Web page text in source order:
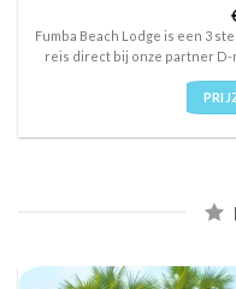
3
Fumba Beach Lodge is een 3
reis direct bij onze partner D-